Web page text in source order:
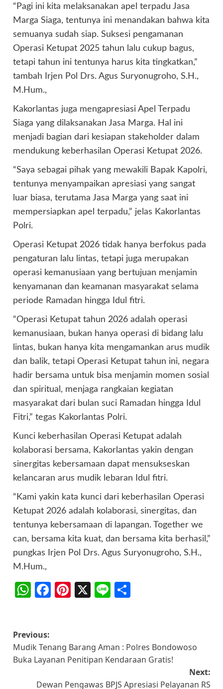
“Pagi ini kita melaksanakan apel terpadu Jasa
Marga Siaga, tentunya ini menandakan bahwa kita
semuanya sudah siap. Suksesi pengamanan
Operasi Ketupat 2025 tahun lalu cukup bagus,
tetapi tahun ini tentunya harus kita tingkatkan,”
tambah Irjen Pol Drs. Agus Suryonugroho, S.H.,
M.Hum.,
Kakorlantas juga mengapresiasi Apel Terpadu
Siaga yang dilaksanakan Jasa Marga. Hal ini
menjadi bagian dari kesiapan stakeholder dalam
mendukung keberhasilan Operasi Ketupat 2026.
“Saya sebagai pihak yang mewakili Bapak Kapolri,
tentunya menyampaikan apresiasi yang sangat
luar biasa, terutama Jasa Marga yang saat ini
mempersiapkan apel terpadu,” jelas Kakorlantas
Polri.
Operasi Ketupat 2026 tidak hanya berfokus pada
pengaturan lalu lintas, tetapi juga merupakan
operasi kemanusiaan yang bertujuan menjamin
kenyamanan dan keamanan masyarakat selama
periode Ramadan hingga Idul fitri.
“Operasi Ketupat tahun 2026 adalah operasi
kemanusiaan, bukan hanya operasi di bidang lalu
lintas, bukan hanya kita mengamankan arus mudik
dan balik, tetapi Operasi Ketupat tahun ini, negara
hadir bersama untuk bisa menjamin momen sosial
dan spiritual, menjaga rangkaian kegiatan
masyarakat dari bulan suci Ramadan hingga Idul
Fitri,” tegas Kakorlantas Polri.
Kunci keberhasilan Operasi Ketupat adalah
kolaborasi bersama, Kakorlantas yakin dengan
sinergitas kebersamaan dapat mensukseskan
kelancaran arus mudik lebaran Idul fitri.
“Kami yakin kata kunci dari keberhasilan Operasi
Ketupat 2026 adalah kolaborasi, sinergitas, dan
tentunya kebersamaan di lapangan. Together we
can, bersama kita kuat, dan bersama kita berhasil,”
pungkas Irjen Pol Drs. Agus Suryonugroho, S.H.,
M.Hum.,
WhatsApp
Facebook
Pinterest
X Line
Post
navigation
Previous:
Mudik Tenang Barang Aman : Polres Bondowoso
Buka Layanan Penitipan Kendaraan Gratis!
Next:
Dewan Pengawas BPJS Apresiasi Pelayanan RS